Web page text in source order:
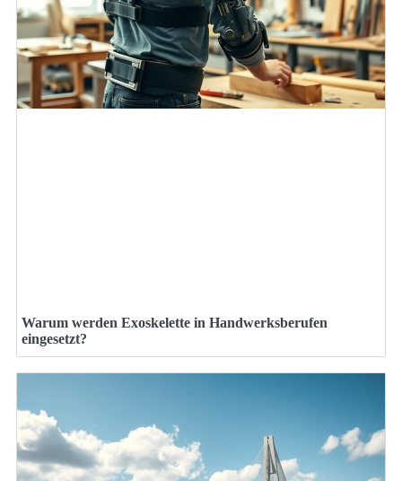
Warum werden Exoskelette in Handwerksberufen
eingesetzt?